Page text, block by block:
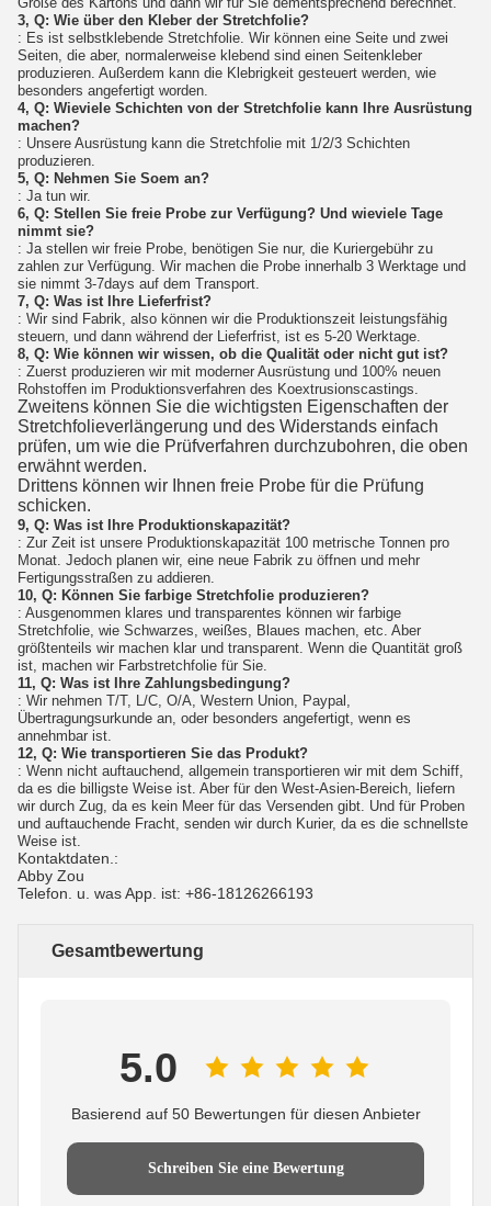
3, Q: Wie über den Kleber der Stretchfolie?
: Es ist selbstklebende Stretchfolie. Wir können eine Seite und zwei
Seiten, die aber, normalerweise klebend sind einen Seitenkleber
produzieren. Außerdem kann die Klebrigkeit gesteuert werden, wie
besonders angefertigt worden.
4, Q: Wieviele Schichten von der Stretchfolie kann Ihre Ausrüstung
machen?
: Unsere Ausrüstung kann die Stretchfolie mit 1/2/3 Schichten
produzieren.
5, Q: Nehmen Sie Soem an?
: Ja tun wir.
6, Q: Stellen Sie freie Probe zur Verfügung? Und wieviele Tage
nimmt sie?
: Ja stellen wir freie Probe, benötigen Sie nur, die Kuriergebühr zu
zahlen zur Verfügung. Wir machen die Probe innerhalb 3 Werktage und
sie nimmt 3-7days auf dem Transport.
7, Q: Was ist Ihre Lieferfrist?
: Wir sind Fabrik, also können wir die Produktionszeit leistungsfähig
steuern, und dann während der Lieferfrist, ist es 5-20 Werktage.
8, Q: Wie können wir wissen, ob die Qualität oder nicht gut ist?
: Zuerst produzieren wir mit moderner Ausrüstung und 100% neuen
Rohstoffen im Produktionsverfahren des Koextrusionscastings.
Zweitens können Sie die wichtigsten Eigenschaften der
Stretchfolieverlängerung und des Widerstands einfach
prüfen, um wie die Prüfverfahren durchzubohren, die oben
erwähnt werden.
Drittens können wir Ihnen freie Probe für die Prüfung
schicken.
9, Q: Was ist Ihre Produktionskapazität?
: Zur Zeit ist unsere Produktionskapazität 100 metrische Tonnen pro
Monat. Jedoch planen wir, eine neue Fabrik zu öffnen und mehr
Fertigungsstraßen zu addieren.
10, Q: Können Sie farbige Stretchfolie produzieren?
: Ausgenommen klares und transparentes können wir farbige
Stretchfolie, wie Schwarzes, weißes, Blaues machen, etc. Aber
größtenteils wir machen klar und transparent. Wenn die Quantität groß
ist, machen wir Farbstretchfolie für Sie.
11, Q: Was ist Ihre Zahlungsbedingung?
: Wir nehmen T/T, L/C, O/A, Western Union, Paypal,
Übertragungsurkunde an, oder besonders angefertigt, wenn es
annehmbar ist.
12, Q: Wie transportieren Sie das Produkt?
: Wenn nicht auftauchend, allgemein transportieren wir mit dem Schiff,
da es die billigste Weise ist. Aber für den West-Asien-Bereich, liefern
wir durch Zug, da es kein Meer für das Versenden gibt. Und für Proben
und auftauchende Fracht, senden wir durch Kurier, da es die schnellste
Weise ist.
Kontaktdaten.:
Abby Zou
Telefon. u. was App. ist: +86-18126266193
Gesamtbewertung
5.0
Basierend auf 50 Bewertungen für diesen Anbieter
Schreiben Sie eine Bewertung